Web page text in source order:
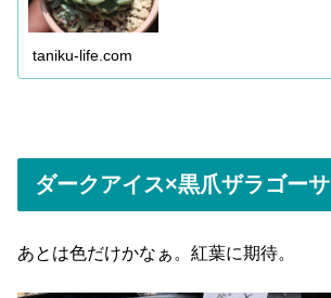
taniku-life.com
ダークアイス×黒爪ザラゴーサ
あとは色だけかなぁ。紅葉に期待。